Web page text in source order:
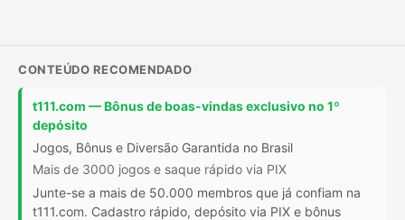
CONTEÚDO RECOMENDADO
t111.com — Bônus de boas-vindas exclusivo no 1º
depósito
Jogos, Bônus e Diversão Garantida no Brasil
Mais de 3000 jogos e saque rápido via PIX
Junte-se a mais de 50.000 membros que já confiam na
t111.com. Cadastro rápido, depósito via PIX e bônus